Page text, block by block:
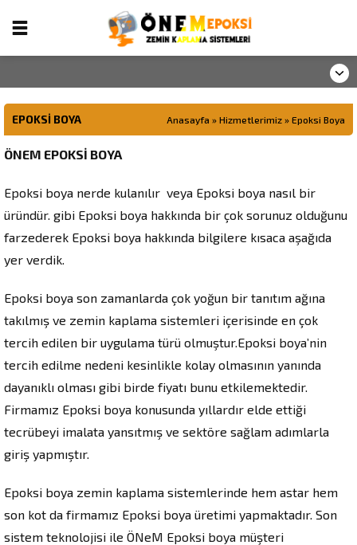
EPOKSI BOYA Anasayfa » Hizmetlerimiz » Epoksi Boya
ÖNEM EPOKSİ BOYA
Epoksi boya nerde kulanılır veya Epoksi boya nasıl bir
üründür. gibi Epoksi boya hakkında bir çok sorunuz olduğunu
farzederek Epoksi boya hakkında bilgilere kısaca aşağıda
yer verdik.
Epoksi boya son zamanlarda çok yoğun bir tanıtım ağına
takılmış ve zemin kaplama sistemleri içerisinde en çok
tercih edilen bir uygulama türü olmuştur.Epoksi boya’nin
tercih edilme nedeni kesinlikle kolay olmasının yanında
dayanıklı olması gibi birde fiyatı bunu etkilemektedir.
Firmamız Epoksi boya konusunda yıllardır elde ettiği
tecrübeyi imalata yansıtmış ve sektöre sağlam adımlarla
giriş yapmıştır.
Epoksi boya zemin kaplama sistemlerinde hem astar hem
son kot da firmamız Epoksi boya üretimi yapmaktadır. Son
sistem teknolojisi ile ÖNeM Epoksi boya müşteri